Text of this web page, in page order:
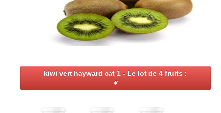
kiwi vert hayward cat 1 - Le lot de 4 fruits :
€